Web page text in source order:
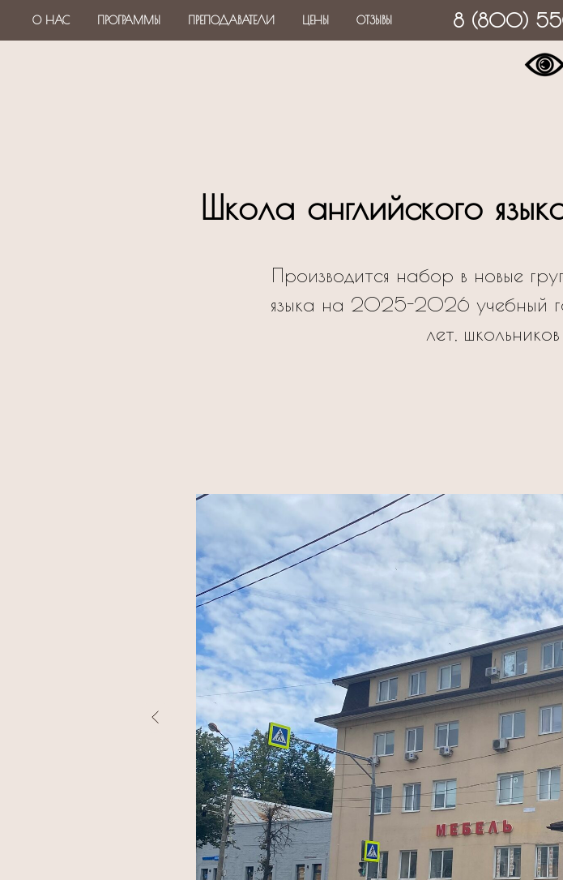
8 (800)
О НАС ПРОГРАММЫ ПРЕПОДАВАТЕЛИ ЦЕНЫ ОТЗЫВЫ
Школа английского
Производится набор в новые
языка на 2025-2026 учебный
лет,